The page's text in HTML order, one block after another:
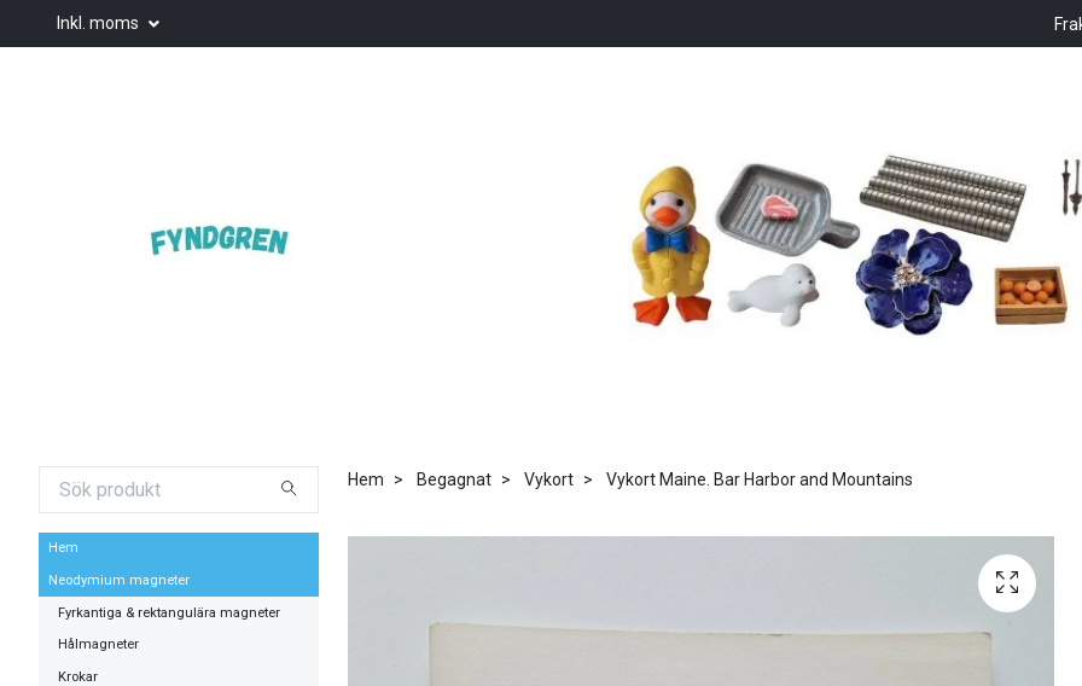
Inkl. moms
Hem
Neodymium magneter
Fyrkantiga & rektangulära magneter
Hålmagneter
Krokar
Hem Begagnat Vykort Vykort Maine. Bar Harbor and Mountains